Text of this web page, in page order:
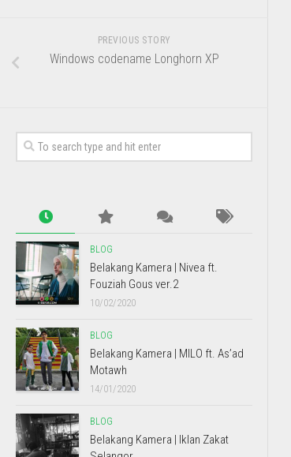
PREVIOUS STORY
Windows codename Longhorn XP
BLOG
Belakang Kamera | Nivea ft.
Fouziah Gous ver.2
10/02/2020
BLOG
Belakang Kamera | MILO ft. As’ad
Motawh
14/01/2020
BLOG
Belakang Kamera | Iklan Zakat